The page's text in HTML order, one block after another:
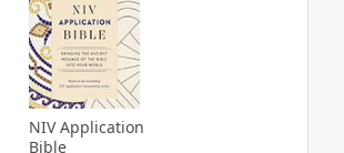
NIV Application
Bible